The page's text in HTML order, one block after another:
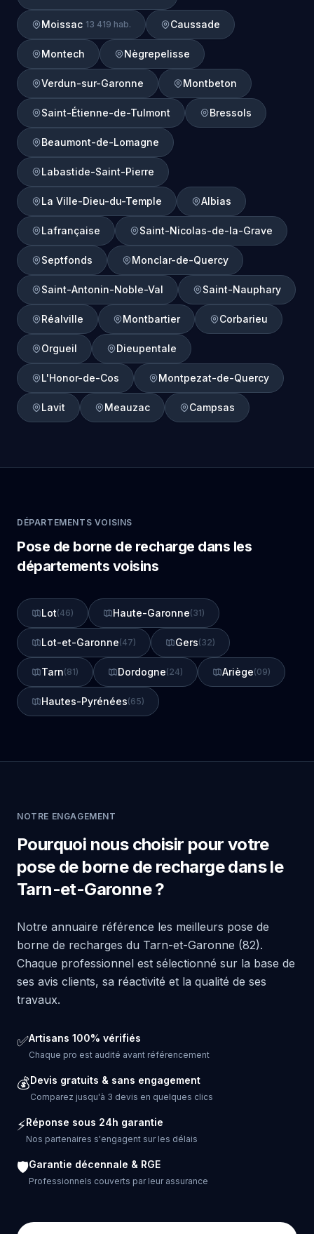
Moissac 13 419 hab. Caussade
Montech Nègrepelisse
Verdun-sur-Garonne Montbeton
Saint-Étienne-de-Tulmont Bressols
Beaumont-de-Lomagne
Labastide-Saint-Pierre
La Ville-Dieu-du-Temple Albias
Lafrançaise Saint-Nicolas-de-la-Grave
Septfonds Monclar-de-Quercy
Saint-Antonin-Noble-Val Saint-Nauphary
Réalville Montbartier Corbarieu
Orgueil Dieupentale
L'Honor-de-Cos Montpezat-de-Quercy
Lavit Meauzac Campsas
DÉPARTEMENTS VOISINS
Pose de borne de recharge dans les
départements voisins
Lot(46) Haute-Garonne(31)
Lot-et-Garonne(47) Gers(32)
Tarn(81) Dordogne(24) Ariège(09)
Hautes-Pyrénées(65)
NOTRE ENGAGEMENT
Pourquoi nous choisir pour votre
pose de borne de recharge dans le
Tarn-et-Garonne ?
Notre annuaire référence les meilleurs pose de
borne de recharges du Tarn-et-Garonne (82).
Chaque professionnel est sélectionné sur la base de
ses avis clients, sa réactivité et la qualité de ses
travaux.
✅Artisans 100% vérifiés
Chaque pro est audité avant référencement
💰Devis gratuits & sans engagement
Comparez jusqu'à 3 devis en quelques clics
⚡Réponse sous 24h garantie
Nos partenaires s'engagent sur les délais
🛡️Garantie décennale & RGE
Professionnels couverts par leur assurance